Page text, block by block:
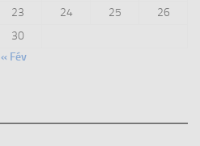
23 24 25
26
30
« Fév